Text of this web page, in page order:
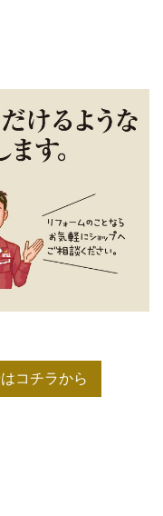
コチラから